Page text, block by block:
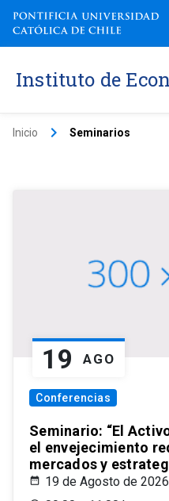
Instituto de
Inicio keyboard_arrow_right Seminarios
19 AGO
Conferencias
Seminario: “El
el envejecimiento
mercados y
19 de Agosto de 2026